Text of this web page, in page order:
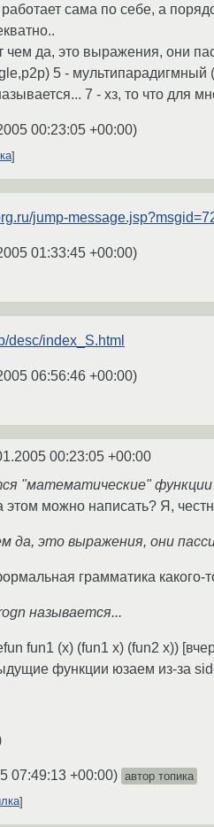
сама по себе, а
чем да, это выражения, они
5 - мультипарадигмный
7 - хз, то что для
00:23:05 +00:00)
jump-
01:33:45 +00:00)
desc/index_S.html
06:56:46 +00:00)
00:23:05 +00:00
"математические"
этом можно написать? Я,
да, это выражения, они
грамматика
называется...
fun1 (x) (fun1 x) (fun2 x))
функции юзаем из-за
07:49:13 +00:00) автор топика